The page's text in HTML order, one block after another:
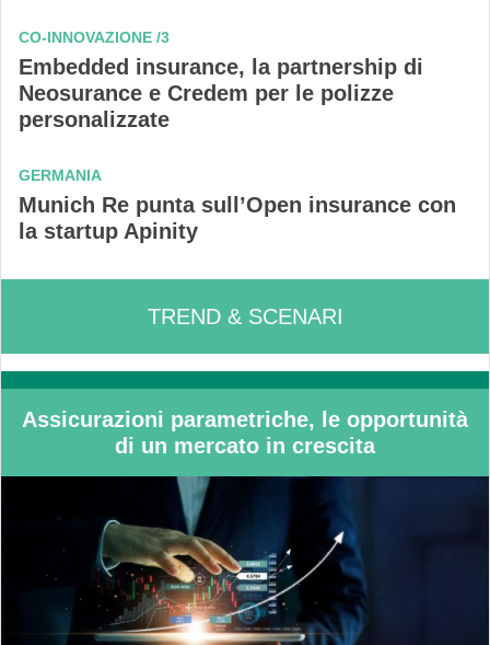
CO-INNOVAZIONE /3
Embedded insurance, la partnership di
Neosurance e Credem per le polizze
personalizzate
GERMANIA
Munich Re punta sull’Open insurance con
la startup Apinity
TREND & SCENARI
Assicurazioni parametriche, le opportunità
di un mercato in crescita